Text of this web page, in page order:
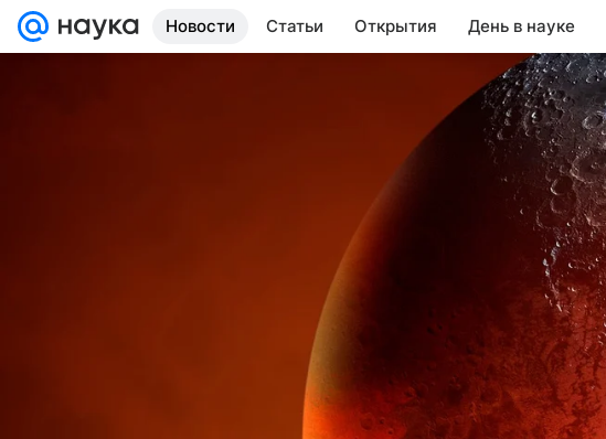
Новости Статьи Открытия День в науке